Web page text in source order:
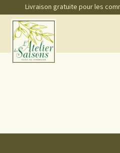
Livraison gratuite pour les